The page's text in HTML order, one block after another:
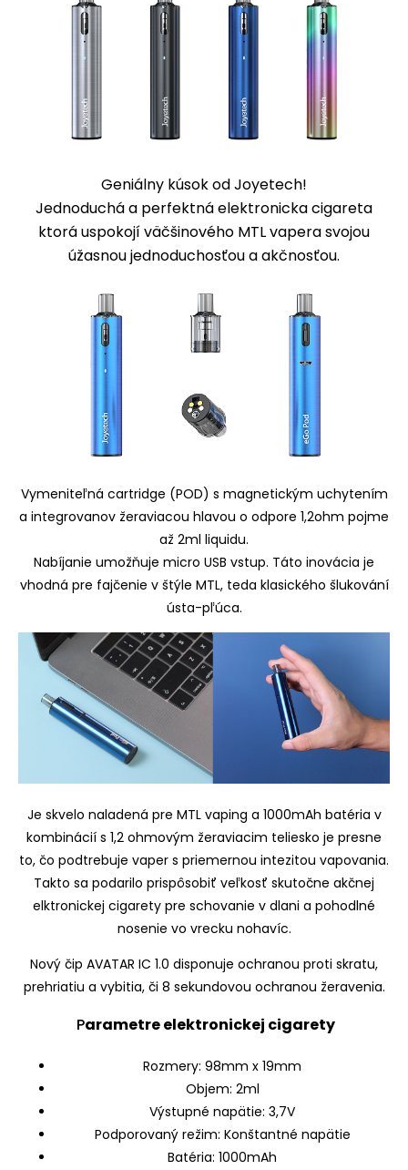
Geniálny kúsok od Joyetech!
Jednoduchá a perfektná elektronicka cigareta
ktorá uspokojí väčšinového MTL vapera svojou
úžasnou jednoduchosťou a akčnosťou.
Vymeniteľná cartridge (POD) s magnetickým uchytením
a integrovanov žeraviacou hlavou o odpore 1,2ohm pojme
až 2ml liquidu.
Nabíjanie umožňuje micro USB vstup. Táto inovácia je
vhodná pre fajčenie v štýle MTL, teda klasického šlukování
ústa-pľúca.
Je skvelo naladená pre MTL vaping a 1000mAh batéria v
kombinácií s 1,2 ohmovým žeraviacim teliesko je presne
to, čo podtrebuje vaper s priemernou intezitou vapovania.
Takto sa podarilo prispôsobiť veľkosť skutočne akčnej
elktronickej cigarety pre schovanie v dlani a pohodlné
nosenie vo vrecku nohavíc.
Nový čip AVATAR IC 1.0 disponuje ochranou proti skratu,
prehriatiu a vybitia, či 8 sekundovou ochranou žeravenia.
Parametre elektronickej cigarety
Rozmery: 98mm x 19mm
Objem: 2ml
Výstupné napätie: 3,7V
Podporovaný režim: Konštantné napätie
Batéria: 1000mAh